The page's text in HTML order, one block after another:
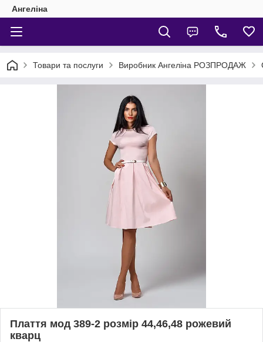
Ангеліна
Товари та послуги Виробник Ангеліна РОЗПРОДАЖ
Плаття мод 389-2 розмір 44,46,48 рожевий
кварц